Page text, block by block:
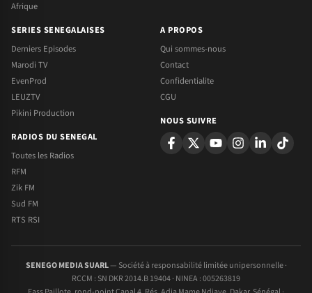
Afrique
SERIES SENEGALAISES
Derniers Episodes
Marodi TV
EvenProd
LEUZTV
Pikini Production
RADIOS DU SENEGAL
Toutes les Radios
RFM
Zik FM
Sud FM
RTS RSI
A PROPOS
Qui sommes-nous
Contact
Confidentialite
CGU
NOUS SUIVRE
SENEGO MEDIA SUARL— Société à responsabilité limitée unipersonnelle ·
RCCM : SN DKR 2014.B 19404 · NINEA : 005263819